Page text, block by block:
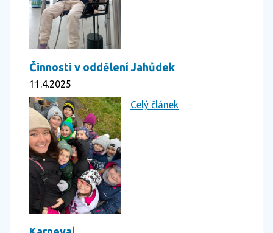
Činnosti v oddělení Jahůdek
11.4.2025
Celý článek